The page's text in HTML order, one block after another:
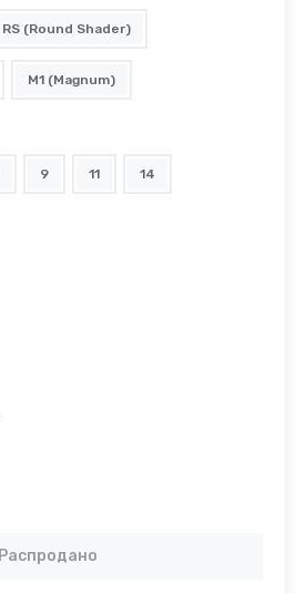
RS (Round Shader)
M1 (Magnum)
9 11 14
Распродано